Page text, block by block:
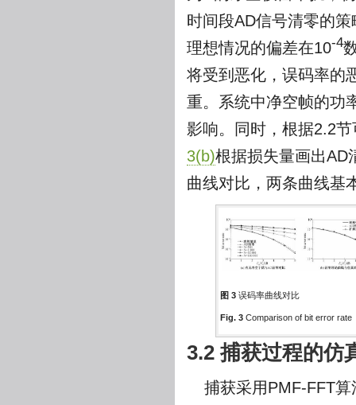
时间段AD信号清零的
理想情况的偏差在10-4
将受到恶化，误码率的
重。系统中净空帧的功
影响。同时，根据2.2
3(b)根据损失量画出AD
曲线对比，两条曲线基
图 3 误码率曲线对比
Fig. 3 Comparison of bit error rate
3.2 捕获过程的仿
捕获采用PMF-FFT